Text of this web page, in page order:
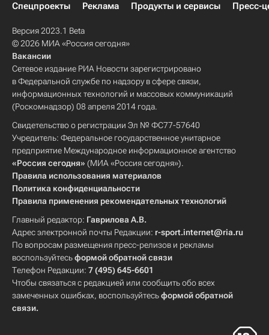
Спецпроекты
Реклама Продукты и сервисы Пресс-
Версия 2023.1 Beta
© 2026 МИА «Россия сегодня»
Вакансии
Сетевое издание РИА Новости зарегистрировано
в Федеральной службе по надзору в сфере связи,
информационных технологий и массовых коммуникаций
(Роскомнадзор) 08 апреля 2014 года.
Свидетельство о регистрации Эл № ФС77-57640
Учредитель: Федеральное государственное унитарное
предприятие Международное информационное агентство
«Россия сегодня» (МИА «Россия сегодня»).
Правила использования материалов
Политика конфиденциальности
Правила применения рекомендательных технологий
Главный редактор: Гаврилова А.В.
Адрес электронной почты Редакции: r-sport.internet@ria.ru
По вопросам размещения пресс-релизов и рекламы
воспользуйтесьформой обратной связи
Телефон Редакции: 7 (495) 645-6601
Чтобы связаться с редакцией или сообщить обо всех
замеченных ошибках, воспользуйтесьформой обратной
связи.